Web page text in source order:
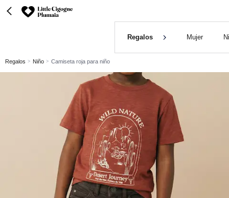
Regalos Mujer
Regalos Niño Camiseta roja para niño